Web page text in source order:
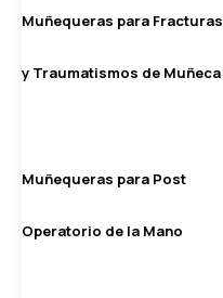
Muñequeras para Fracturas
y Traumatismos de Muñeca
Muñequeras para Post
Operatorio de la Mano